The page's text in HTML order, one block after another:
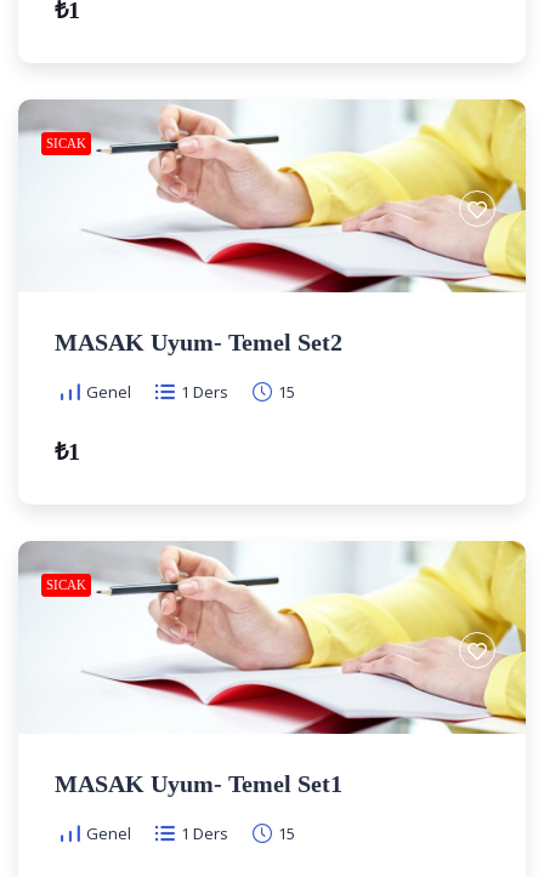
₺1
SICAK
MASAK Uyum- Temel Set2
Genel 1 Ders 15
₺1
SICAK
MASAK Uyum- Temel Set1
Genel 1 Ders 15